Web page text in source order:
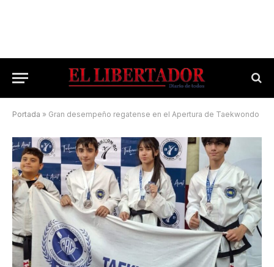
Portada » Gran desempeño regatense en el Apertura de Taekwondo